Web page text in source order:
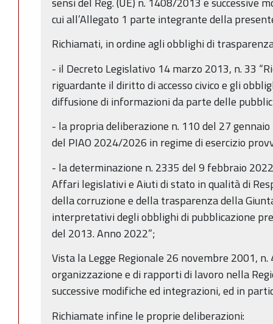
cui all’Allegato 1 parte integrante della
Richiamati, in ordine agli obblighi di
- il Decreto Legislativo 14 marzo 2013, n. 33
riguardante il diritto di accesso civico e gli
diffusione di informazioni da parte delle
- la propria deliberazione n. 110 del 27
del PIAO 2024/2026 in regime di esercizio
- la determinazione n. 2335 del 9 febbraio
Affari legislativi e Aiuti di stato in qualità di
della corruzione e della trasparenza della
interpretativi degli obblighi di pubblicazione
del 2013. Anno 2022”;
Vista la Legge Regionale 26 novembre 2001,
organizzazione e di rapporti di lavoro nella
successive modifiche ed integrazioni, ed in
Richiamate infine le proprie deliberazioni: